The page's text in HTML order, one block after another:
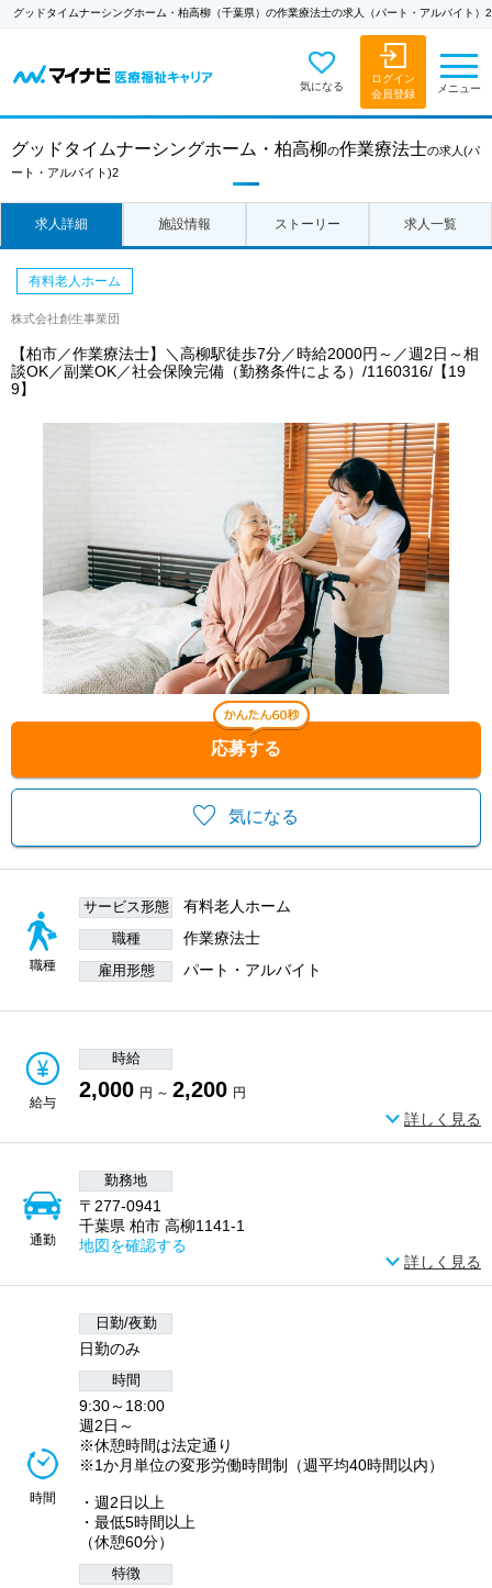
グッドタイムナーシングホーム・柏高柳（千葉県）の作業療法士の求人（パート・アルバイト）2
気になる
ログイン
会員登録
メニュー
グッドタイムナーシングホーム・柏高柳の作業療法士の求人 (パ
ート・アルバイト)2
求人詳細 施設情報 ストーリー 求人一覧
気になる
応募する
有料老人ホーム
株式会社創生事業団
【柏市／作業療法士】＼高柳駅徒歩7分／時給2000円～／週2日～相
談OK／副業OK／社会保険完備（勤務条件による）/1160316/【19
9】
職種
サービス形態 有料老人ホーム
職種 作業療法士
雇用形態 パート・アルバイト
給与
時給
2,000 円 ～ 2,200 円
詳しく見る
通勤
勤務地
〒277-0941
千葉県 柏市 高柳1141-1
地図を確認する
詳しく見る
時間
日勤/夜勤
日勤のみ
時間
9:30～18:00
週2日～
※休憩時間は法定通り
※1か月単位の変形労働時間制（週平均40時間以内）
・週2日以上
・最低5時間以上
（休憩60分）
特徴